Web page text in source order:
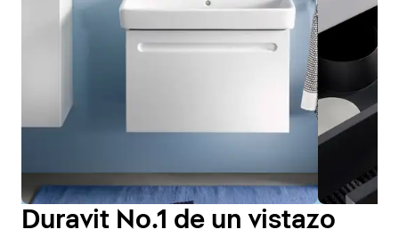
Duravit No.1 de un vistazo